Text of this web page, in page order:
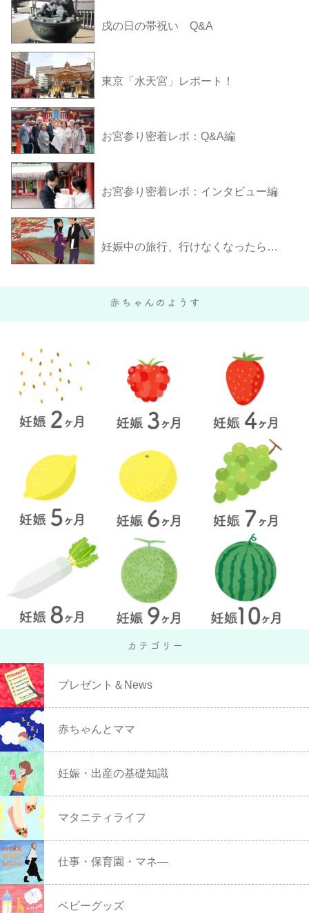
戌の日の帯祝い Q&A
東京「水天宮」レポート！
お宮参り密着レポ：Q&A編
お宮参り密着レポ：インタビュー編
妊娠中の旅行、行けなくなったら…
プレゼント＆News
赤ちゃんとママ
妊娠・出産の基礎知識
マタニティライフ
仕事・保育園・マネ―
ベビーグッズ